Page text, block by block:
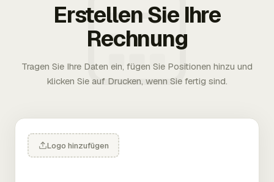
Erstellen Sie Ihre
Rechnung
Tragen Sie Ihre Daten ein, fügen Sie Positionen hinzu und
klicken Sie auf Drucken, wenn Sie fertig sind.
Logo hinzufügen